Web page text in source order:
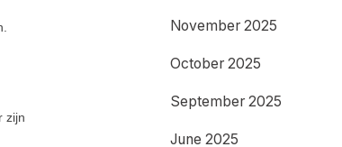
zijn
November 2025
October 2025
September 2025
June 2025